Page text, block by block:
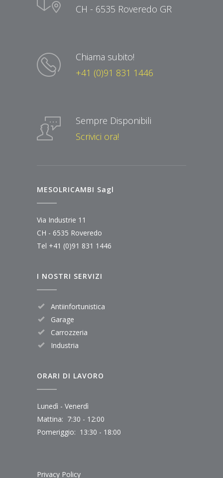
CH - 6535 Roveredo GR
Chiama subito!
+41 (0)91 831 1446
Sempre Disponibili
Scrivici ora!
MESOLRICAMBI Sagl
Via Industrie 11
CH - 6535 Roveredo
Tel +41 (0)91 831 1446
I NOSTRI SERVIZI
Antiinfortunistica
Garage
Carrozzeria
Industria
ORARI DI LAVORO
Lunedì - Venerdì
Mattina: 7:30 - 12:00
Pomeriggio: 13:30 - 18:00
Privacy Policy